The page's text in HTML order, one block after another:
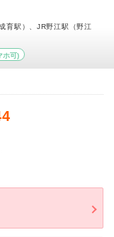
育駅）、JR野江駅（野江
ホ可)